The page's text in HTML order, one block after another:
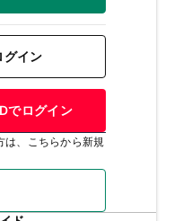
イン
でログイン
は、こちらから新規